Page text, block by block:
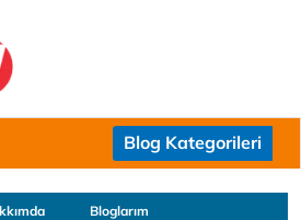
Blog Kategorileri
Bloglarım